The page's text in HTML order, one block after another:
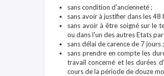
sans condition d'ancienneté ;
sans avoir à justifier dans les 48
sans avoir à être soigné sur le
ou dans l'un des autres Etats
sans délai de carence de 7 jours ;
sans prendre en compte les
travail concerné et les durées
cours de la période de douze